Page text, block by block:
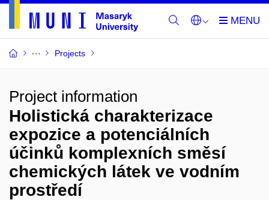
Projects
Project information
Holistická charakterizace
expozice a potenciálních
účinků komplexních směsí
chemických látek ve vodním
prostředí